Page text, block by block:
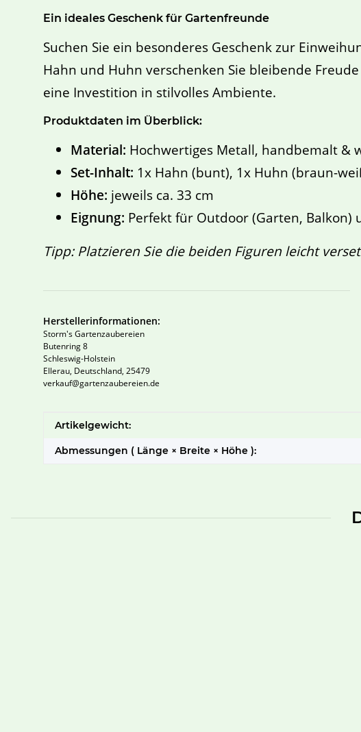
Ein ideales Geschenk für Gartenfreunde
Suchen Sie ein besonderes Geschenk zur
Hahn und Huhn verschenken Sie bleibende
eine Investition in stilvolles Ambiente.
Produktdaten im Überblick:
Material: Hochwertiges Metall, handbemalt &
Set-Inhalt: 1x Hahn (bunt), 1x Huhn (braun-
Höhe: jeweils ca. 33 cm
Eignung: Perfekt für Outdoor (Garten, Balkon)
Tipp: Platzieren Sie die beiden Figuren leicht
Herstellerinformationen:
Storm's Gartenzaubereien
Butenring 8
Schleswig-Holstein
Ellerau, Deutschland, 25479
verkauf@gartenzaubereien.de
Produkteigenschaft
Wert
Artikelgewicht:
Abmessungen ( Länge × Breite × Höhe ):